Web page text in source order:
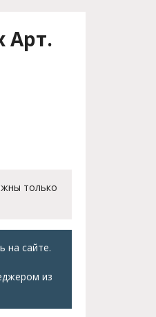
Арт.
только
на сайте.
из